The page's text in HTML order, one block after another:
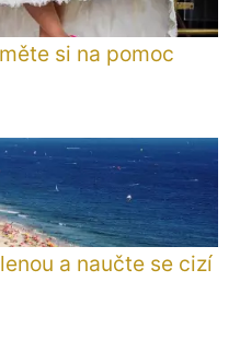
si na pomoc
a naučte se cizí